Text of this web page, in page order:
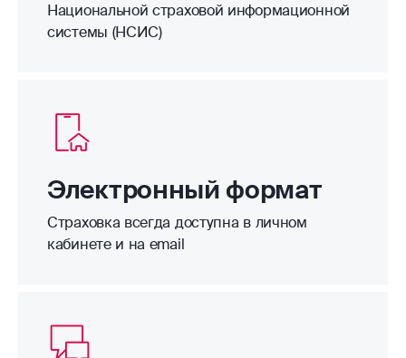
Национальной страховой информационной
системы (НСИС)
Электронный формат
Страховка всегда доступна в личном
кабинете и на email